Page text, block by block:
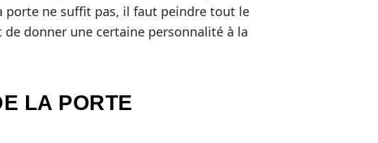
porte ne suffit pas, il faut peindre tout le
donner une certaine personnalité à la
LA PORTE